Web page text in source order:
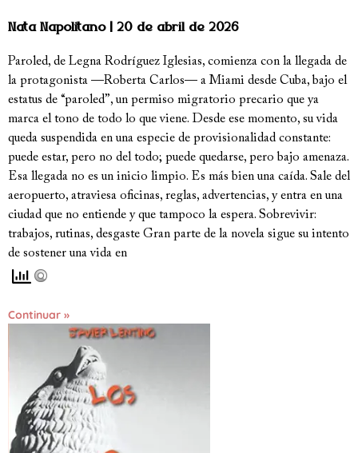
Nata Napolitano 20 de abril de 2026
Paroled, de Legna Rodríguez Iglesias, comienza con la llegada de
la protagonista —Roberta Carlos— a Miami desde Cuba, bajo el
estatus de “paroled”, un permiso migratorio precario que ya
marca el tono de todo lo que viene. Desde ese momento, su vida
queda suspendida en una especie de provisionalidad constante:
puede estar, pero no del todo; puede quedarse, pero bajo amenaza.
Esa llegada no es un inicio limpio. Es más bien una caída. Sale del
aeropuerto, atraviesa oficinas, reglas, advertencias, y entra en una
ciudad que no entiende y que tampoco la espera. Sobrevivir:
trabajos, rutinas, desgaste Gran parte de la novela sigue su intento
de sostener una vida en
Continuar »